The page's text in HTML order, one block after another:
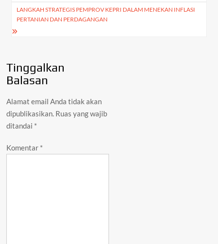
LANGKAH STRATEGIS PEMPROV KEPRI DALAM MENEKAN INFLASI
PERTANIAN DAN PERDAGANGAN
Tinggalkan
Balasan
Alamat email Anda tidak akan
dipublikasikan. Ruas yang wajib
ditandai *
Komentar *